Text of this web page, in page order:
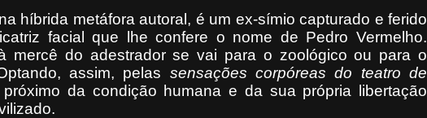
híbrida metáfora autoral, é um ex-símio capturado e ferido
facial que lhe confere o nome de Pedro Vermelho.
mercê do adestrador se vai para o zoológico ou para o
assim, pelas sensações corpóreas do teatro de
da condição humana e da sua própria libertação